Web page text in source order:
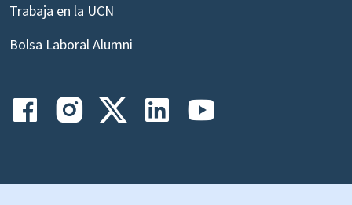
Trabaja en la UCN
Bolsa Laboral Alumni